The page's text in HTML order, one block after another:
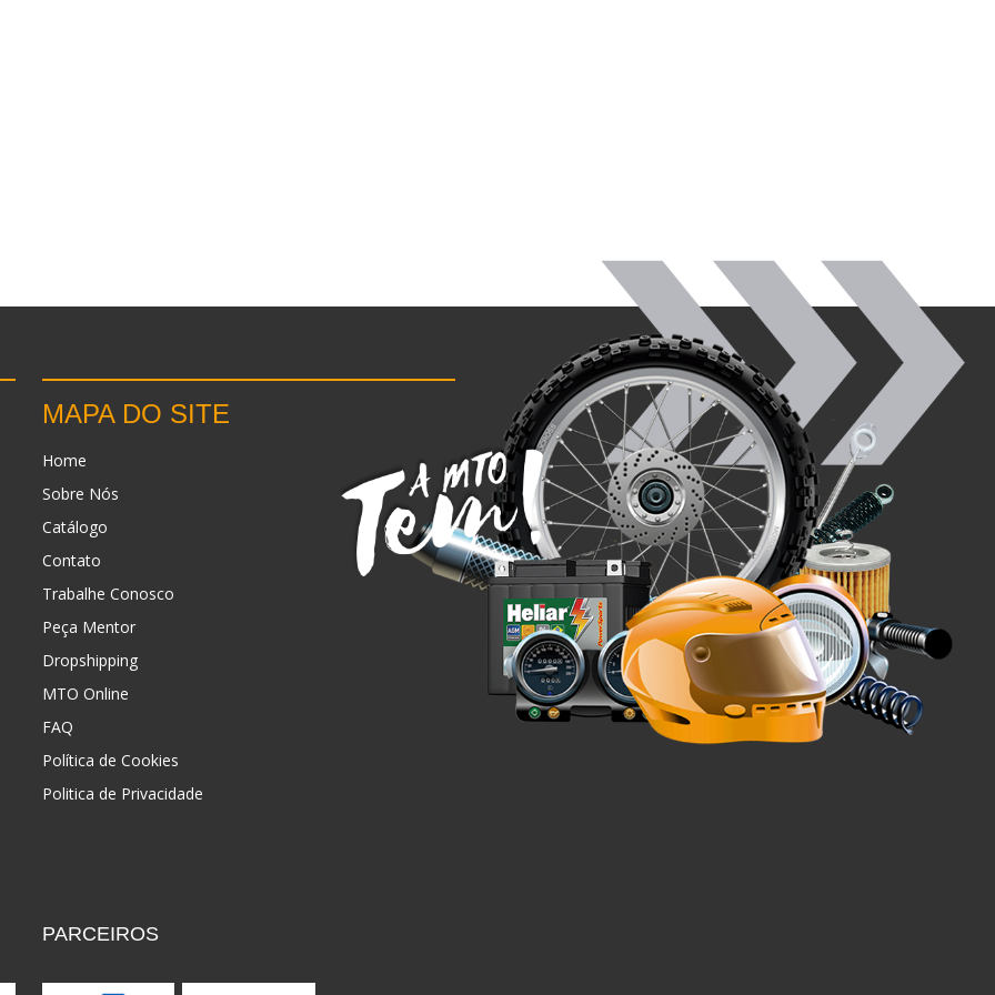
MAPA DO SITE
Home
Sobre Nós
Catálogo
Contato
Trabalhe Conosco
Peça Mentor
Dropshipping
MTO Online
FAQ
Política de Cookies
Politica de Privacidade
PARCEIROS